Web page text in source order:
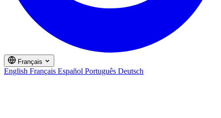
Français
English Français Español Português Deutsch